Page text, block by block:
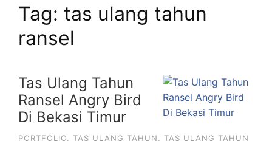
Tag: tas ulang tahun
ransel
Tas Ulang Tahun
Ransel Angry Bird
Di Bekasi Timur
PORTFOLIO TAS ULANG TAHUN
TAS ULANG TAHUN